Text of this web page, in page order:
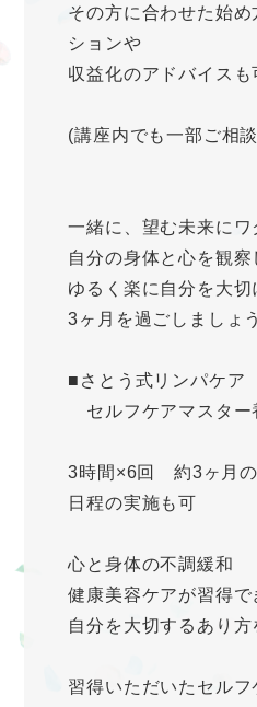
その方に合わせた始
ションや
収益化のアドバイスも
(講座内でも一部ご相
一緒に、望む未来にワ
自分の身体と心を観察
ゆるく楽に自分を大切
3ヶ月を過ごしましょ
■さとう式リンパケア
セルフケアマスター
3時間×6回 約3ヶ月
日程の実施も可
心と身体の不調緩和
健康美容ケアが習得で
自分を大切するあり方
習得いただいたセルフ